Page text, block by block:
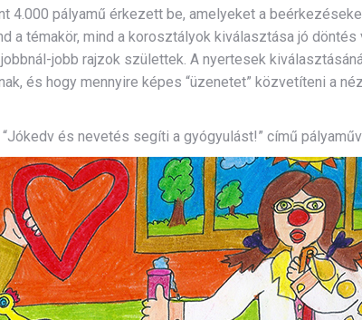
4.000 pályamű érkezett be, amelyeket a
témakör, mind a korosztályok kiválasztása jó
jobb rajzok születtek. A nyertesek
és hogy mennyire képes “üzenetet” közvetíteni a
és nevetés segíti a gyógyulást!” című